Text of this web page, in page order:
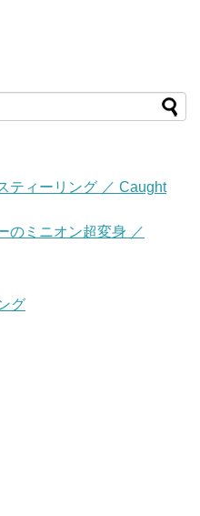
ティーリング ／ Caught
のミニオン超変身 ／
グ